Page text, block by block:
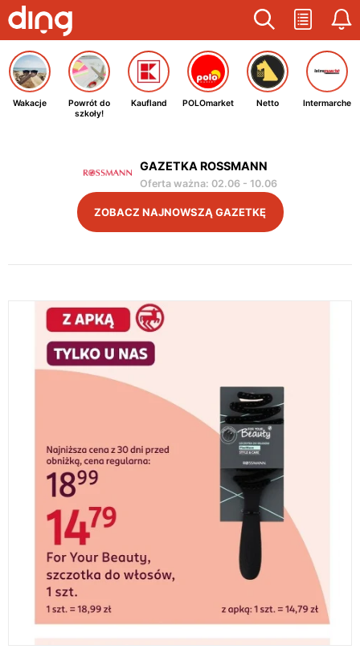
Wakacje
Powrót do
szkoły!
Kaufland POLOmarket Netto Intermarche
GAZETKA ROSSMANN
Oferta ważna: 02.06- 10.06
ZOBACZ NAJNOWSZĄ GAZETKĘ